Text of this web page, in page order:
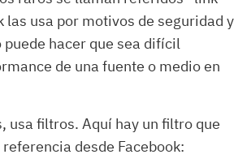
las usa por motivos de seguridad y
hacer que sea difícil
de una fuente o medio en
usa filtros. Aquí hay un filtro que
desde Facebook: